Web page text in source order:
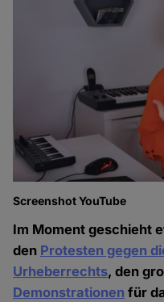
Screenshot YouTube
Im Moment geschieht
den Protesten gegen
Urheberrechts, den
Demonstrationen für